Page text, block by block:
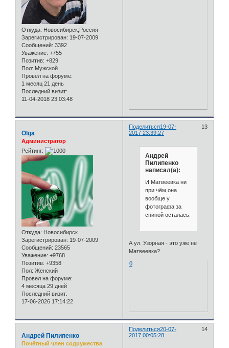
Откуда: Новосибирск,Россия
Зарегистрирован: 19-07-2009
Сообщений: 3392
Уважение: +755
Позитив: +829
Пол: Мужской
Провел на форуме:
1 месяц 21 день
Последний визит:
11-04-2018 23:03:48
Поделиться 13
19-07-
2017 23:39:27
Olga
Администратор
Рейтинг:
Откуда: Новосибирск
Зарегистрирован: 19-07-2009
Сообщений: 23565
Уважение: +9768
Позитив: +9358
Пол: Женский
Провел на форуме:
4 месяца 29 дней
Последний визит:
17-06-2026 17:14:22
Андрей
Пилипенко
написал(а):
И Матвеевка ни
при чём,она
вообще у
фотографа за
спиной осталась.
А ул. Узорная - это уже не
Матвеевка?
0
Поделиться 14
20-07-
2017 00:05:28
Андрей Пилипенко
Почётный член содружества